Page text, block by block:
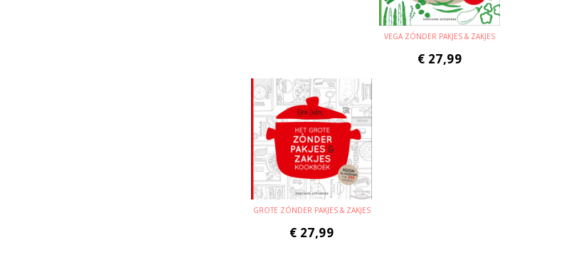
VEGA ZÓNDER PAKJES & ZAKJES
€ 27,99
GROTE ZÓNDER PAKJES & ZAKJES
€ 27,99